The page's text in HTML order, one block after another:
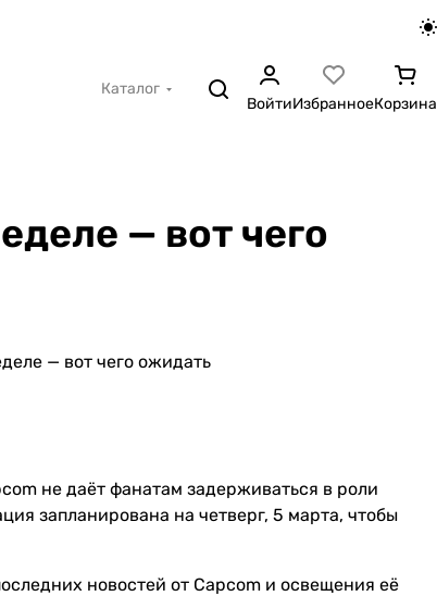
Каталог
ВойтиИзбранноеКорзина
— вот чего
не даёт фанатам задерживаться в роли
запланирована на четверг, 5 марта, чтобы
новостей от Capcom и освещения её